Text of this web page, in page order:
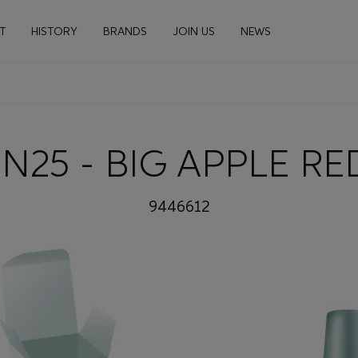
navigation
HISTORY BRANDS JOIN US NEWS
- BIG APPLE
9446612